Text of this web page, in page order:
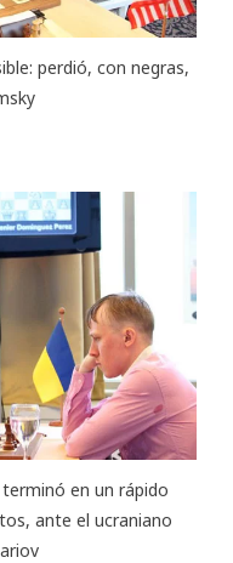
perdió, con negras,
en un rápido
ante el ucraniano